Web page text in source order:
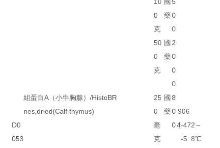
0
克
藥0
0
50
0
克
國
藥
2
0
0
0
D0
053
組蛋白A（小牛胸腺）/Histo
nes,dried(Calf thymus)
BR
25
0
毫
克
國
藥
8
0
0
906
4-47
-5
2～
8℃